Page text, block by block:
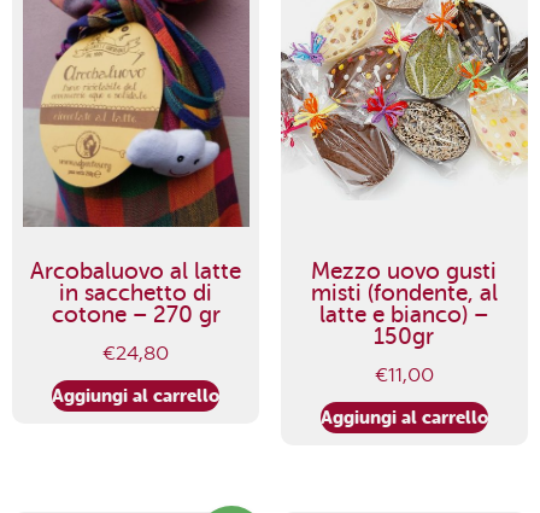
Arcobaluovo al latte
in sacchetto di
cotone – 270 gr
€24,80
Aggiungi al carrello
Mezzo uovo gusti
misti (fondente, al
latte e bianco) –
150gr
€11,00
Aggiungi al carrello